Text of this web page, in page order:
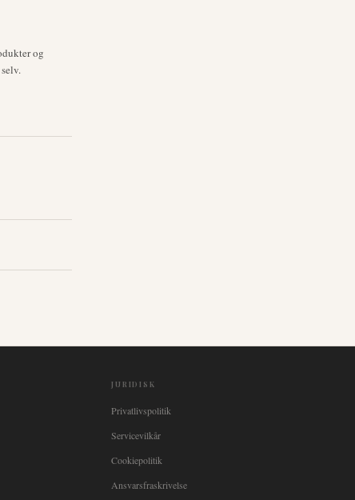
og
JURIDISK
Privatlivspolitik
Servicevilkår
Cookiepolitik
Ansvarsfraskrivelse